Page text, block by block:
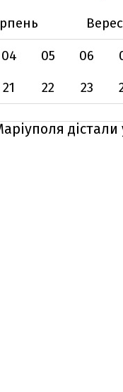
04 05 06
21 22 23